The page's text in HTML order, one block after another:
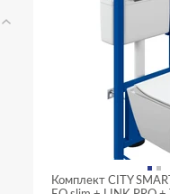
Комплект CITY